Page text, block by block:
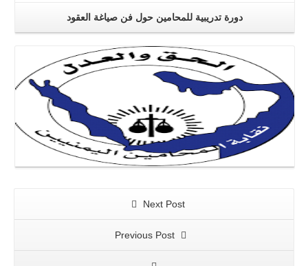
دورة تدريبية للمحامين حول فن صياغة العقود
Next Post
Previous Post